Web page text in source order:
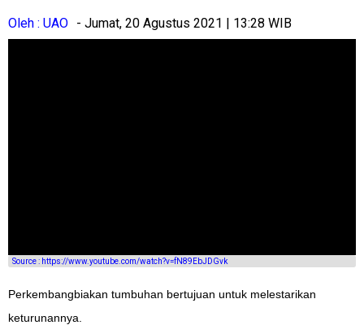
Oleh : UAO - Jumat, 20 Agustus 2021 | 13:28 WIB
Source : https://www.youtube.com/watch?v=fN89EbJDGvk
Perkembangbiakan tumbuhan bertujuan untuk melestarikan
keturunannya.